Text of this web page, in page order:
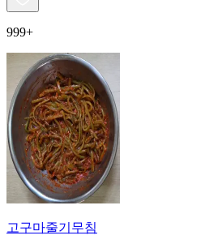
999+
고구마줄기무침